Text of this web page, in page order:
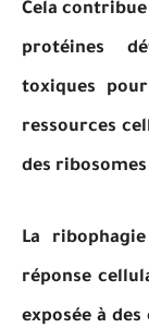
Cela
protéines
toxiques
ressources
des
La
réponse
exposée à